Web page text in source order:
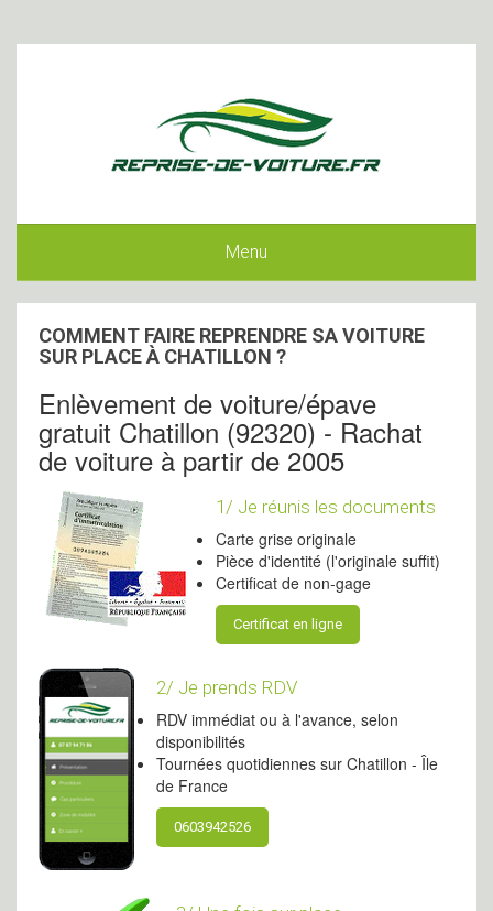
Menu
COMMENT FAIRE REPRENDRE SA VOITURE
SUR PLACE À CHATILLON ?
Enlèvement de voiture/épave
gratuit Chatillon (92320) - Rachat
de voiture à partir de 2005
1/ Je réunis les documents
Carte grise originale
Pièce d'identité (l'originale suffit)
Certificat de non-gage
Certificat en ligne
2/ Je prends RDV
RDV immédiat ou à l'avance, selon
disponibilités
Tournées quotidiennes sur Chatillon - Île
de France
0603942526